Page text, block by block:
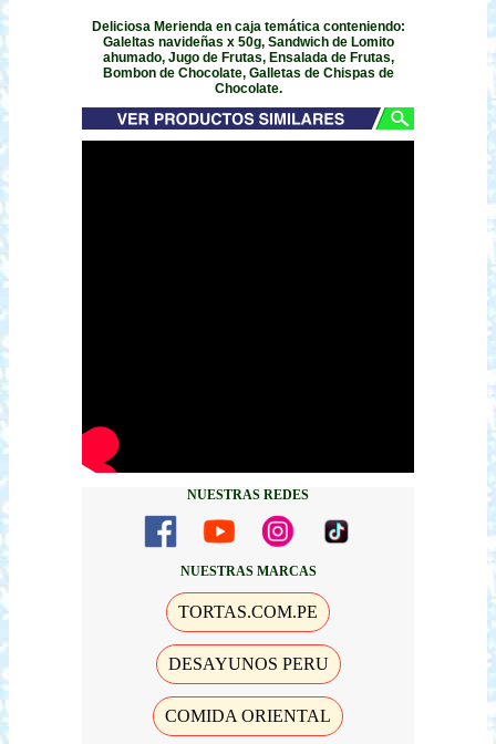
Deliciosa Merienda en caja temática conteniendo:
Galeltas navideñas x 50g, Sandwich de Lomito
ahumado, Jugo de Frutas, Ensalada de Frutas,
Bombon de Chocolate, Galletas de Chispas de
Chocolate.
NUESTRAS REDES
NUESTRAS MARCAS
TORTAS.COM.PE
DESAYUNOS PERU
COMIDA ORIENTAL